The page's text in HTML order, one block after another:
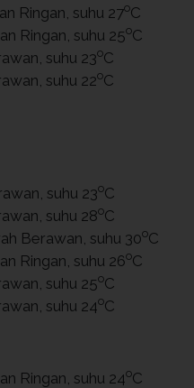
Ringan, suhu 27oC
Ringan, suhu 25oC
suhu 23oC
suhu 22oC
suhu 23oC
suhu 28oC
Berawan, suhu 30oC
Ringan, suhu 26oC
suhu 25oC
suhu 24oC
Ringan, suhu 24oC